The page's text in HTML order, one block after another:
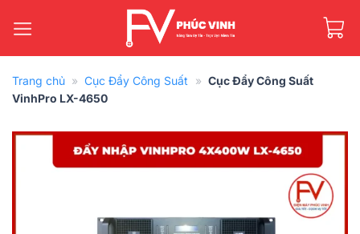
qua
Trang chủ » Cục Đẩy Công Suất » Cục Đẩy Công Suất
VinhPro LX-4650